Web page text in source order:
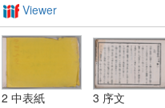
Viewer
2 中表紙 3 序文